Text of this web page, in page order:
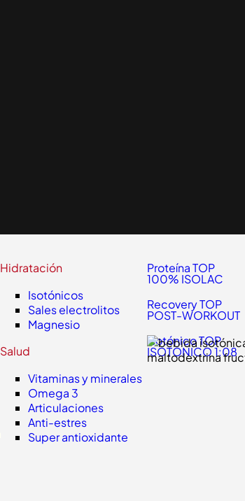
Hidratación
Isotónicos
Sales electrolitos
Magnesio
Salud
Vitaminas y minerales
Omega 3
Articulaciones
Anti-estres
Super antioxidante
Proteína TOP
100% ISOLAC
Recovery TOP
POST-WORKOUT
Isotónico TOP
ISOTONICO 1:08